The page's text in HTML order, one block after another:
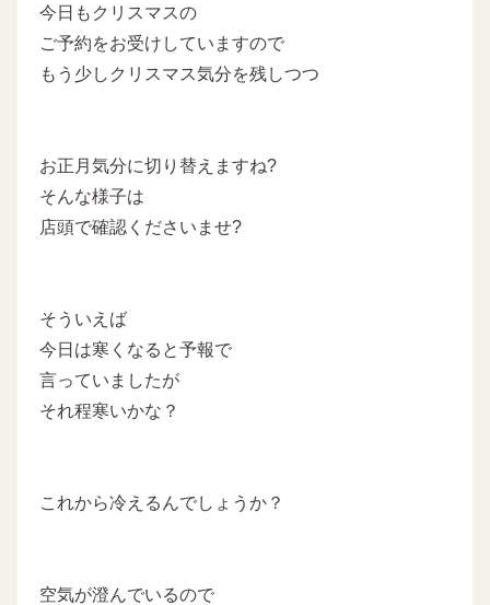
今日もクリスマスの
ご予約をお受けしていますので
もう少しクリスマス気分を残しつつ
お正月気分に切り替えますね?
そんな様子は
店頭で確認くださいませ?
そういえば
今日は寒くなると予報で
言っていましたが
それ程寒いかな？
これから冷えるんでしょうか？
空気が澄んでいるので